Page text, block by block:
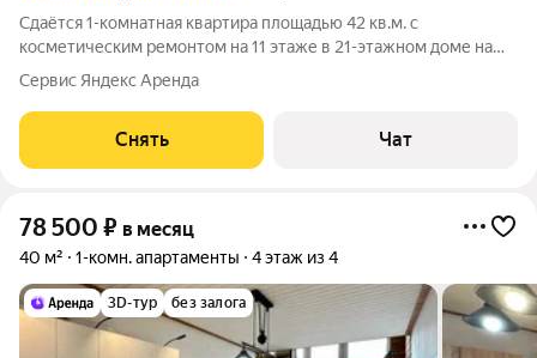
Сдаётся 1-комнатная квартира площадью 42 кв.м. с
косметическим ремонтом на 11 этаже в 21-этажном доме на
срок от 11 месяцев. Из техники есть: Духовой шкаф Стиральная
машина Сушильная машина Холодильник Посудомоечная
Сервис Яндекс Аренда
Снять Чат
78 500 ₽ в месяц
40 м² 1-комн. апартаменты 4 этаж из 4
3D-тур без залога